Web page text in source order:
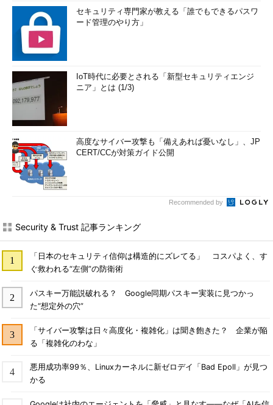
セキュリティ専門家が教える「誰でもできるパスワ
ード管理のやり方」
IoT時代に必要とされる「新型セキュリティエンジ
ニア」とは (1/3)
高度なサイバー攻撃も「備えあれば憂いなし」、JP
CERT/CCが対策ガイド公開
Recommended by
Security & Trust 記事ランキング
「日本のセキュリティ信仰は構造的にズレてる」 コスパよく、す
ぐ救われる“左側”の防衛術
パスキー万能説破れる？ Google同期パスキー実装に見つかっ
た“想定外の穴”
「サイバー攻撃は日々高度化・複雑化」は聞き飽きた？ 企業が陥
る「複雑化のわな」
悪用成功率99％、Linuxカーネルに新ゼロデイ「Bad Epoll」が見つ
かる